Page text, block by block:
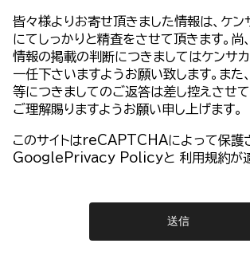
皆々様よりお寄せ頂きました情報は、ケ
にてしっかりと精査をさせて頂きます。尚
情報の掲載の判断につきましてはケンサ
一任下さいますようお願い致します。また
等につきましてのご返答は差し控えさせ
ご理解賜りますようお願い申し上げます。
このサイトはreCAPTCHAによって保護さ
GooglePrivacy Policyと 利用規約が